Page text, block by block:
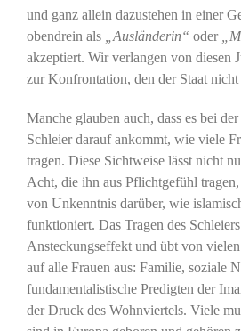
und ganz allein dazustehen in einer
obendrein als
„Ausländerin“ oder
akzeptiert. Wir verlangen von diesen
zur Konfrontation, den der Staat
Manche glauben auch, dass es bei
Schleier darauf ankommt, wie viele
tragen. Diese Sichtweise lässt nicht
Acht, die ihn aus Pflichtgefühl tragen,
von Unkenntnis darüber, wie
funktioniert. Das Tragen des
Ansteckungseffekt und übt von
auf alle Frauen aus: Familie, soziale
fundamentalistische Predigten der
der Druck des Wohnviertels. Viele